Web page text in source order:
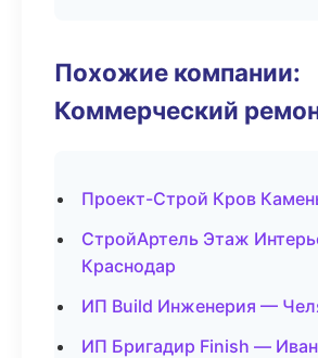
Похожие компании:
Коммерческий
Проект-Строй Кров
СтройАртель Этаж
Краснодар
ИП Build Инженерия —
ИП Бригадир Finish —